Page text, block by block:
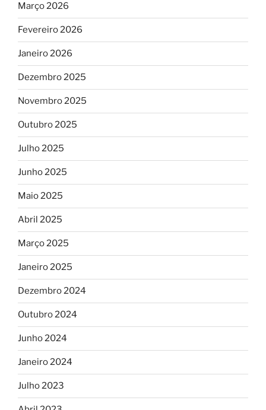
Março 2026
Fevereiro 2026
Janeiro 2026
Dezembro 2025
Novembro 2025
Outubro 2025
Julho 2025
Junho 2025
Maio 2025
Abril 2025
Março 2025
Janeiro 2025
Dezembro 2024
Outubro 2024
Junho 2024
Janeiro 2024
Julho 2023